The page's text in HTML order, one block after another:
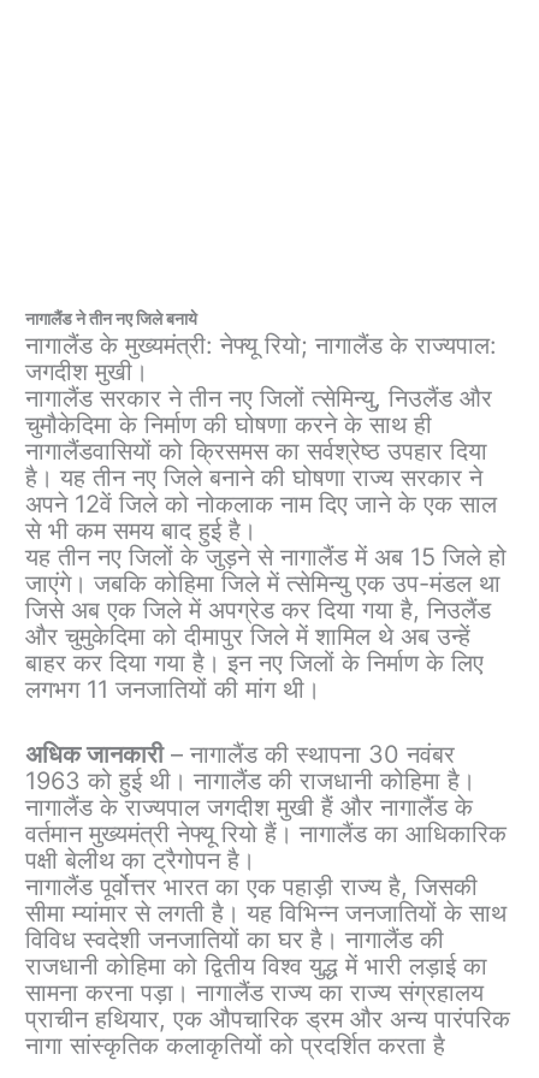
नागालैंड ने तीन नए जिलेबनाये
नागालैंड के मुख्यमंत्री: नेफ्यू रियो; नागालैंड के राज्यपाल:
जगदीश मुखी।
नागालैंड सरकार ने तीन नए जिलों त्सेमिन्यु, निउलैंड और
चुमौकेदिमा के निर्माण की घोषणा करने के साथ ही
नागालैंडवासियों को क्रिसमस का सर्वश्रेष्ठ उपहार दिया
है। यह तीन नए जिले बनाने की घोषणा राज्य सरकार ने
अपने 12वें जिले को नोकलाक नाम दिए जाने के एक साल
से भी कम समय बाद हुई है।
यह तीन नए जिलों के जुड़ने से नागालैंड में अब 15 जिले हो
जाएंगे। जबकि कोहिमा जिले में त्सेमिन्यु एक उप-मंडल था
जिसे अब एक जिले में अपग्रेड कर दिया गया है, निउलैंड
और चुमुकेदिमा को दीमापुर जिले में शामिल थे अब उन्हें
बाहर कर दिया गया है। इन नए जिलों के निर्माण के लिए
लगभग 11 जनजातियों की मांग थी।
अधिक जानकारी– नागालैंड की स्थापना 30 नवंबर
1963 को हुई थी। नागालैंड की राजधानी कोहिमा है।
नागालैंड के राज्यपाल जगदीश मुखी हैं और नागालैंड के
वर्तमान मुख्यमंत्री नेफ्यू रियो हैं। नागालैंड का आधिकारिक
पक्षी बेलीथ का ट्रैगोपन है।
नागालैंड पूर्वोत्तर भारत का एक पहाड़ी राज्य है, जिसकी
सीमा म्यांमार से लगती है। यह विभिन्न जनजातियों के साथ
विविध स्वदेशी जनजातियों का घर है। नागालैंड की
राजधानी कोहिमा को द्वितीय विश्व युद्ध में भारी लड़ाई का
सामना करना पड़ा। नागालैंड राज्य का राज्य संग्रहालय
प्राचीन हथियार, एक औपचारिक ड्रम और अन्य पारंपरिक
नागा सांस्कृतिक कलाकृतियों को प्रदर्शित करता है